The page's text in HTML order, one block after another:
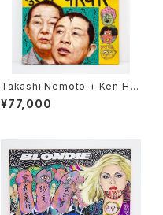
Takashi Nemoto + Ken Ha
maguchi／ヒンズー語（幸福家
族）
¥77,000